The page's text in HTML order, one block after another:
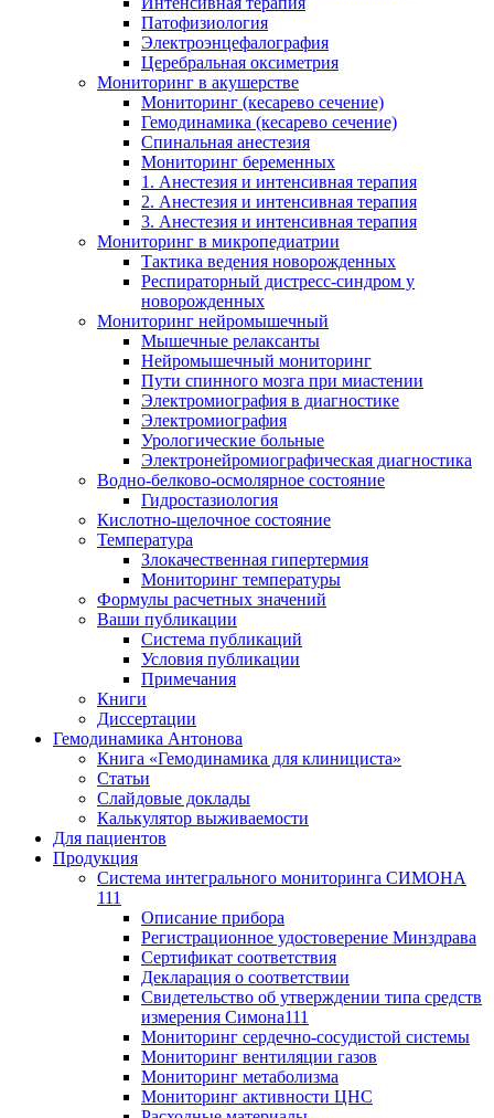
Патофизиология
Электроэнцефалография
Церебральная оксиметрия
Мониторинг в акушерстве
Мониторинг (кесарево сечение)
Гемодинамика (кесарево сечение)
Спинальная анестезия
Мониторинг беременных
1. Анестезия и интенсивная терапия
2. Анестезия и интенсивная терапия
3. Анестезия и интенсивная терапия
Мониторинг в микропедиатрии
Тактика ведения новорожденных
Респираторный дистресс-синдром у
новорожденных
Мониторинг нейромышечный
Мышечные релаксанты
Нейромышечный мониторинг
Пути спинного мозга при миастении
Электромиография в диагностике
Электромиография
Урологические больные
Электронейромиографическая диагностика
Водно-белково-осмолярное состояние
Гидростазиология
Кислотно-щелочное состояние
Температура
Злокачественная гипертермия
Мониторинг температуры
Формулы расчетных значений
Ваши публикации
Система публикаций
Условия публикации
Примечания
Книги
Диссертации
Гемодинамика Антонова
Книга «Гемодинамика для клинициста»
Статьи
Слайдовые доклады
Калькулятор выживаемости
Для пациентов
Продукция
Система интегрального мониторинга СИМОНА
111
Описание прибора
Регистрационное удостоверение Минздрава
Сертификат соответствия
Декларация о соответствии
Свидетельство об утверждении типа средств
измерения Симона111
Мониторинг сердечно-сосудистой системы
Мониторинг вентиляции газов
Мониторинг метаболизма
Мониторинг активности ЦНС